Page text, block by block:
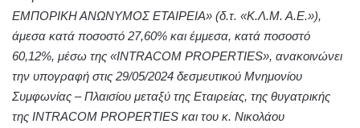
ΕΜΠΟΡΙΚΗ ΑΝΩΝΥΜΟΣ ΕΤΑΙΡΕΙΑ» (δ.τ. «Κ.Λ.Μ. Α.Ε.»),
άμεσα κατά ποσοστό 27,60% και έμμεσα, κατά ποσοστό
60,12%, μέσω της «INTRACOM PROPERTIES», ανακοινώνει
την υπογραφή στις 29/05/2024 δεσμευτικού Μνημονίου
Συμφωνίας – Πλαισίου μεταξύ της Εταιρείας, της θυγατρικής
της INTRACOM PROPERTIES και του κ. Νικολάου